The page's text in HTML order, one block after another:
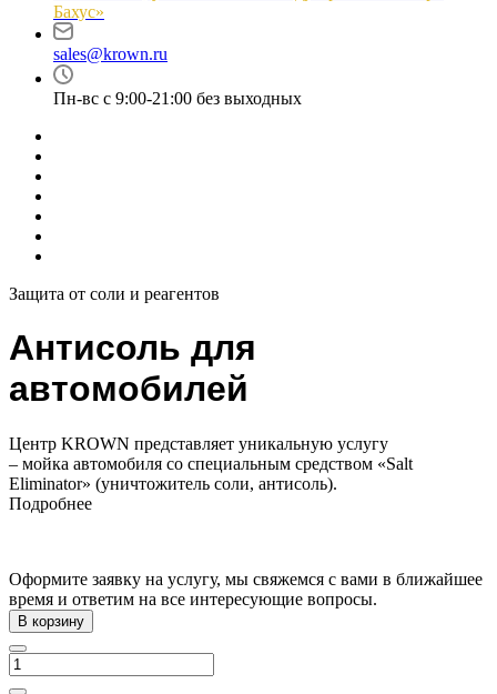
Бахус»
sales@krown.ru
Пн-вс с 9:00-21:00 без выходных
Защита от соли и реагентов
Антисоль для
автомобилей
Центр KROWN представляет уникальную услугу
– мойка автомобиля со специальным средством «Salt
Eliminator» (уничтожитель соли, антисоль).
Подробнее
Оформите заявку на услугу, мы свяжемся с вами в ближайшее
время и ответим на все интересующие вопросы.
В корзину